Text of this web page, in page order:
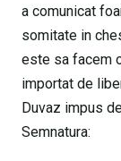
a comunicat
somitate in
este sa facem
importat de
Duvaz impus
Semnatura: